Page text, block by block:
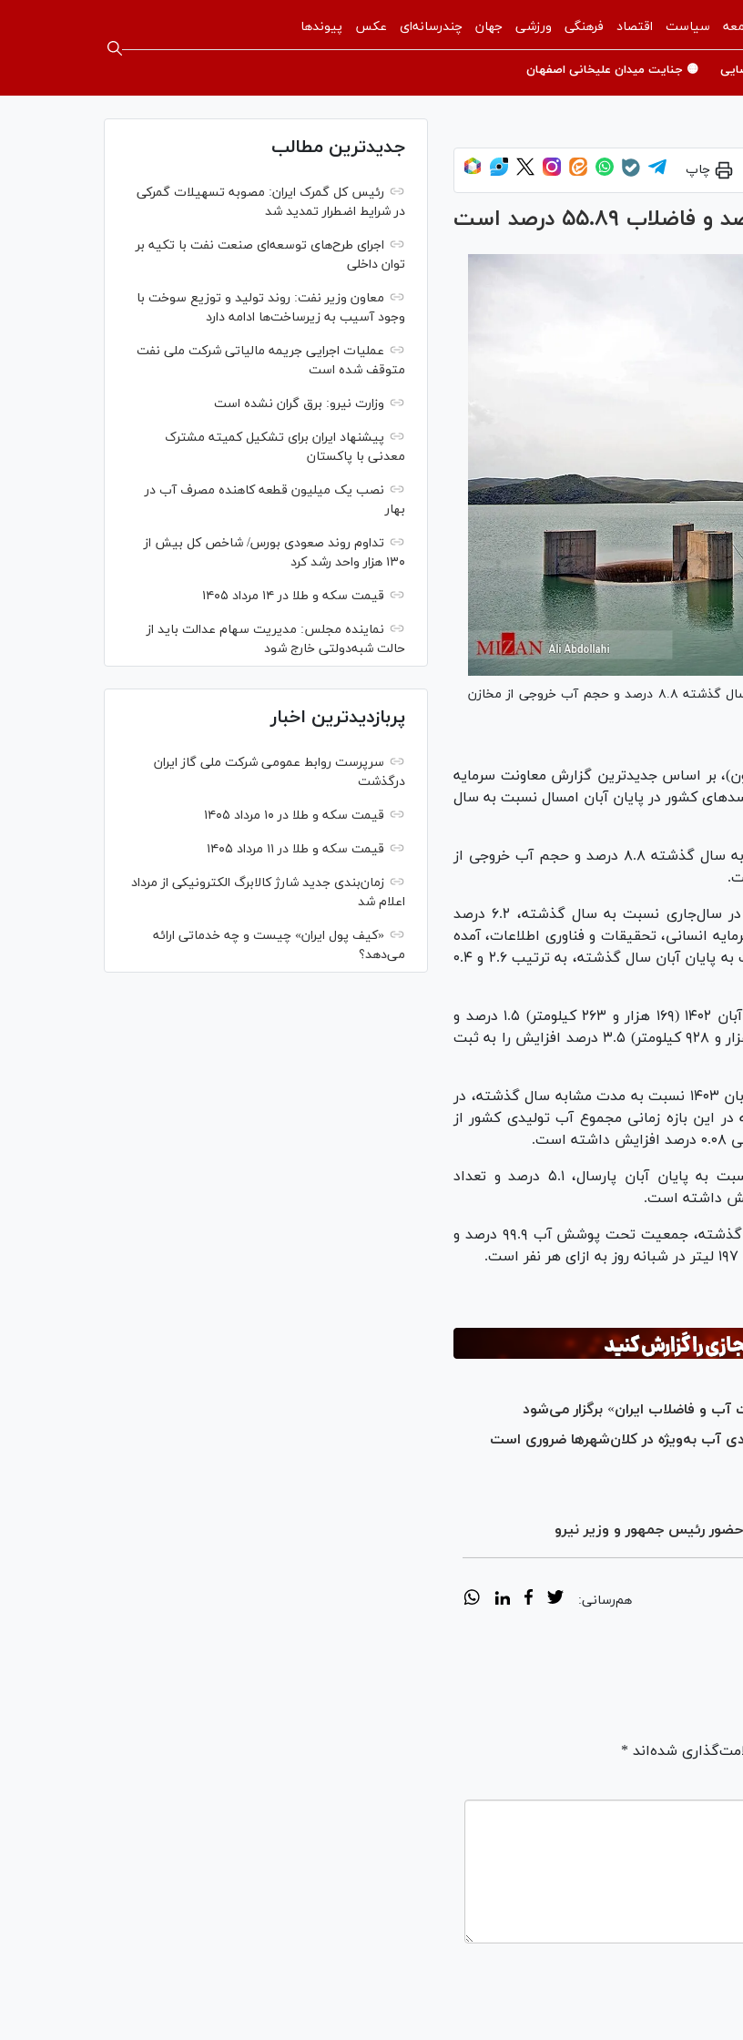
سیاست اقتصاد فرهنگی ورزشی جهان چندرسانه‌ای عکس پیوندها
🟡 جنایت میدان علیخانی اصفهان
چاپ
حجم آب ورودی به سد‌های مخزنی تا پایان آبان ۱۴۰۳ نسبت به سال گذشته ۸.۸ درصد و حجم آب خروجی از مخازن
بر اساس جدیدترین گزارش معاونت سرمایه
کشور در پایان آبان امسال نسبت به سال
حجم آب ورودی به سد‌های مخزنی تا پایان آبان ۱۴۰۳ نسبت به سال گذشته ۸.۸ درصد و حجم آب خروجی از
این گزارش اضافه می‌کند: تولید انرژی نیروگاه‌های برق-آبی در سال‌جاری نسبت به سال گذشته، ۶.۲ درصد
انسانی، تحقیقات و فناوری اطلاعات، آمده
است که تعداد مشترکان آب در بخش شهری و روستایی نسبت به پایان آبان سال گذشته، به ترتیب ۲.۶ و ۰.۴
بر اساس این گزارش، طول شبکه توزیع آب نسبت به پایان آبان ۱۴۰۲ (۱۶۹ هزار و ۲۶۳ کیلومتر) ۱.۵ درصد و
طول خطوط انتقال آب نسبت به پایان آبان سال گذشته (۳۱ هزار و ۹۲۸ کیلومتر) ۳.۵ درصد افزایش را به ثبت
آب تولیدی (مجموع آب تولیدی زیرزمینی و سطحی) تا پایان آبان ۱۴۰۳ نسبت به مدت مشابه سال گذشته، در
بازه زمانی مجموع آب تولیدی کشور از
همچنین ظرفیت اسمی تصفیه‌‎خانه‌های فاضلاب در مدار نسبت به پایان آبان پارسال، ۵.۱ درصد و تعداد
بر اساس شاخص‌های آب و فاضلاب شهری تا پایان آبان سال گذشته، جمعیت تحت پوشش آب ۹۹.۹ درصد و
و فاضلاب ایران» برگزار می‌شود
رئیس جمهور و وزیر نیرو
هم‌رسانی:
شده‌اند *
جدیدترین مطالب
رئیس کل گمرک ایران: مصوبه تسهیلات گمرکی
در شرایط اضطرار تمدید شد
اجرای طرح‌های توسعه‌ای صنعت نفت با تکیه بر
توان داخلی
معاون وزیر نفت: روند تولید و توزیع سوخت با
وجود آسیب به زیرساخت‌ها ادامه دارد
عملیات اجرایی جریمه مالیاتی شرکت ملی نفت
متوقف شده است
وزارت نیرو: برق گران نشده است
پیشنهاد ایران برای تشکیل کمیته مشترک
معدنی با پاکستان
نصب یک میلیون قطعه کاهنده مصرف آب در
بهار
تداوم روند صعودی بورس/ شاخص کل بیش از
۱۳۰ هزار واحد رشد کرد
قیمت سکه و طلا در ۱۴ مرداد ۱۴۰۵
نماینده مجلس: مدیریت سهام عدالت باید از
حالت شبه‌دولتی خارج شود
پربازدیدترین اخبار
سرپرست روابط عمومی شرکت ملی گاز ایران
درگذشت
قیمت سکه و طلا در ۱۰ مرداد ۱۴۰۵
قیمت سکه و طلا در ۱۱ مرداد ۱۴۰۵
زمان‌بندی جدید شارژ کالابرگ الکترونیکی از مرداد
اعلام شد
«کیف پول ایران» چیست و چه خدماتی ارائه
می‌دهد؟